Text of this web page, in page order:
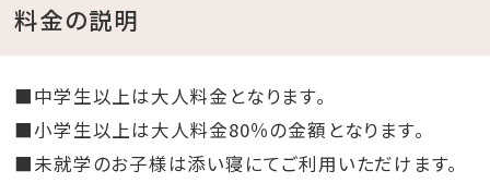
料金の説明
■中学生以上は大人料金となります。
■小学生以上は大人料金80％の金額となります。
■未就学のお子様は添い寝にてご利用いただけます。